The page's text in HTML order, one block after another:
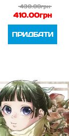
430.00грн
410.00грн
ПРИДБАТИ